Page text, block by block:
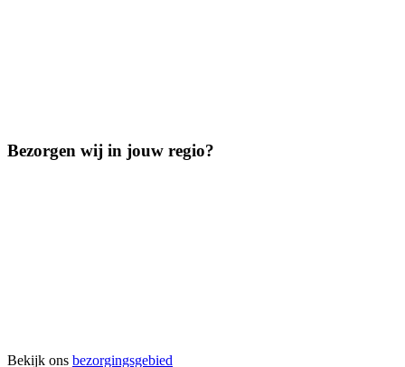
Bezorgen wij in jouw regio?
Bekijk ons bezorgingsgebied